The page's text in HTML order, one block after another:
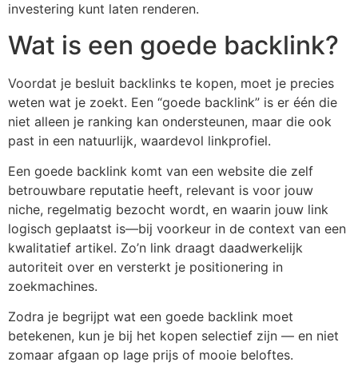
investering kunt laten renderen.
Wat is een goede backlink?
Voordat je besluit backlinks te kopen, moet je precies
weten wat je zoekt. Een “goede backlink” is er één die
niet alleen je ranking kan ondersteunen, maar die ook
past in een natuurlijk, waardevol linkprofiel.
Een goede backlink komt van een website die zelf
betrouwbare reputatie heeft, relevant is voor jouw
niche, regelmatig bezocht wordt, en waarin jouw link
logisch geplaatst is—bij voorkeur in de context van een
kwalitatief artikel. Zo’n link draagt daadwerkelijk
autoriteit over en versterkt je positionering in
zoekmachines.
Zodra je begrijpt wat een goede backlink moet
betekenen, kun je bij het kopen selectief zijn — en niet
zomaar afgaan op lage prijs of mooie beloftes.